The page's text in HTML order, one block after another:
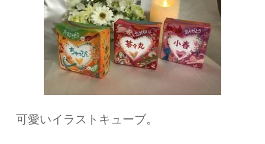
可愛いイラストキューブ。